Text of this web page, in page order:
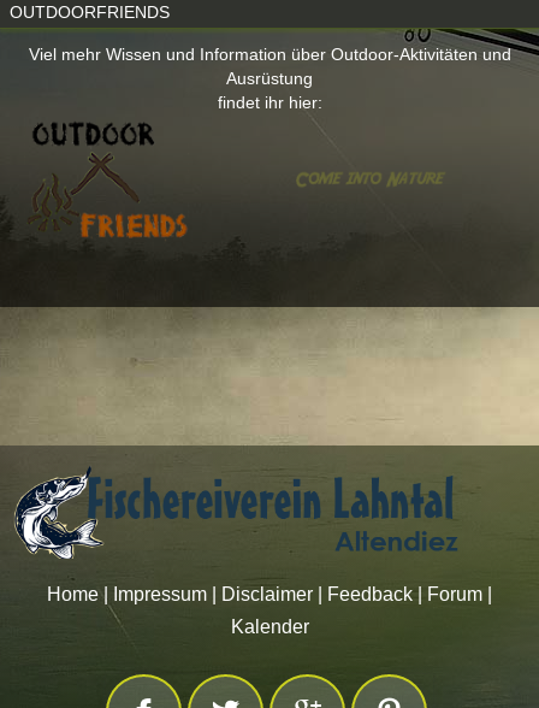
OUTDOORFRIENDS
Viel mehr Wissen und Information über Outdoor-Aktivitäten und
Ausrüstung
findet ihr hier:
Home| Impressum Disclaimer Feedback Forum
Kalender